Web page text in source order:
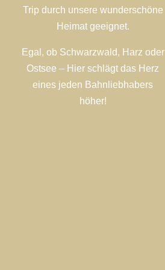
Trip durch unsere wunderschöne
Heimat geeignet.
Egal, ob Schwarzwald, Harz oder
Ostsee – Hier schlägt das Herz
eines jeden Bahnliebhabers
höher!